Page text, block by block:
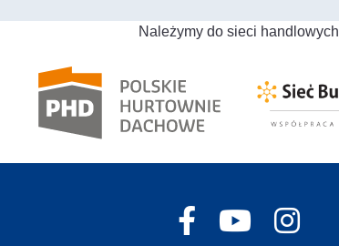
Należymy do sieci handlowych